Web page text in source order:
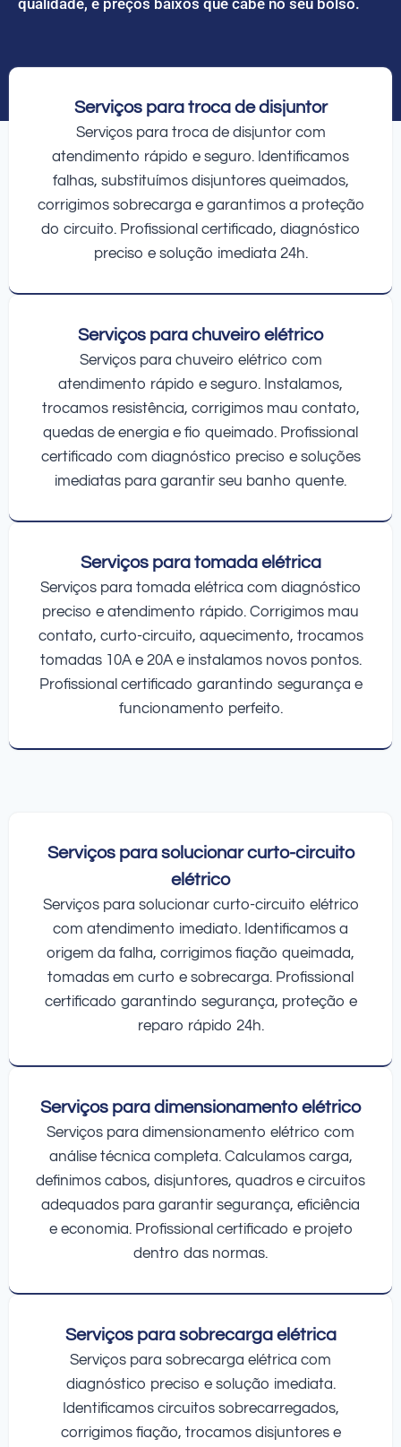
Serviços para troca de disjuntor
Serviços para troca de disjuntor com
atendimento rápido e seguro. Identificamos
falhas, substituímos disjuntores queimados,
corrigimos sobrecarga e garantimos a proteção
do circuito. Profissional certificado, diagnóstico
preciso e solução imediata 24h.
Serviços para chuveiro elétrico
Serviços para chuveiro elétrico com
atendimento rápido e seguro. Instalamos,
trocamos resistência, corrigimos mau contato,
quedas de energia e fio queimado. Profissional
certificado com diagnóstico preciso e soluções
imediatas para garantir seu banho quente.
Serviços para tomada elétrica
Serviços para tomada elétrica com diagnóstico
preciso e atendimento rápido. Corrigimos mau
contato, curto-circuito, aquecimento, trocamos
tomadas 10A e 20A e instalamos novos pontos.
Profissional certificado garantindo segurança e
funcionamento perfeito.
Serviços para solucionar curto-circuito
elétrico
Serviços para solucionar curto-circuito elétrico
com atendimento imediato. Identificamos a
origem da falha, corrigimos fiação queimada,
tomadas em curto e sobrecarga. Profissional
certificado garantindo segurança, proteção e
reparo rápido 24h.
Serviços para dimensionamento elétrico
Serviços para dimensionamento elétrico com
análise técnica completa. Calculamos carga,
definimos cabos, disjuntores, quadros e circuitos
adequados para garantir segurança, eficiência
e economia. Profissional certificado e projeto
dentro das normas.
Serviços para sobrecarga elétrica
Serviços para sobrecarga elétrica com
diagnóstico preciso e solução imediata.
Identificamos circuitos sobrecarregados,
corrigimos fiação, trocamos disjuntores e